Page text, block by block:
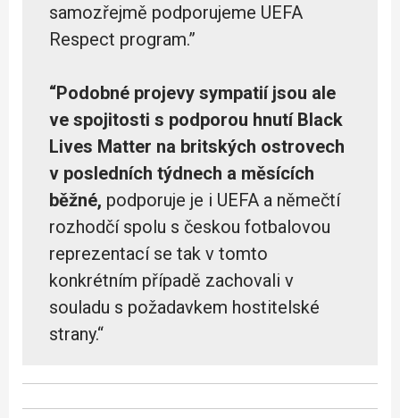
samozřejmě podporujeme UEFA
Respect program.”
“Podobné projevy sympatií jsou ale
ve spojitosti s podporou hnutí Black
Lives Matter na britských ostrovech
v posledních týdnech a měsících
běžné, podporuje je i UEFA a němečtí
rozhodčí spolu s českou fotbalovou
reprezentací se tak v tomto
konkrétním případě zachovali v
souladu s požadavkem hostitelské
strany.“